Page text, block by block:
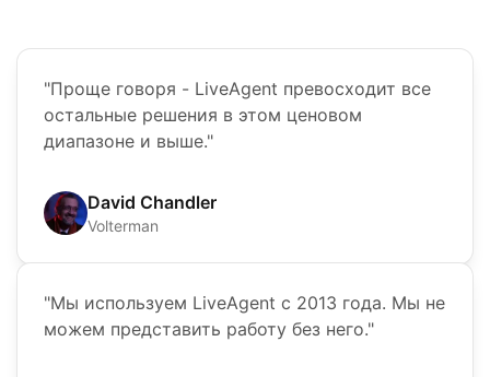
"Проще говоря - LiveAgent превосходит все
остальные решения в этом ценовом
диапазоне и выше."
David Chandler
Volterman
"Мы используем LiveAgent с 2013 года. Мы не
можем представить работу без него."